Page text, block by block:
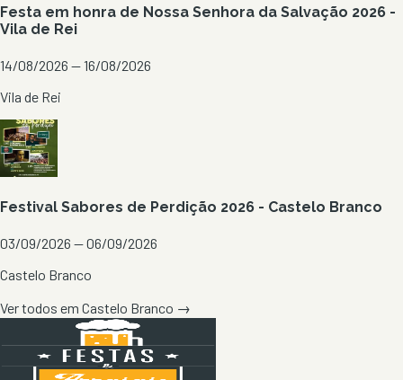
Festa em honra de Nossa Senhora da Salvação 2026 -
Vila de Rei
14/08/2026 — 16/08/2026
Vila de Rei
Festival Sabores de Perdição 2026 - Castelo Branco
03/09/2026 — 06/09/2026
Castelo Branco
Ver todos em Castelo Branco →